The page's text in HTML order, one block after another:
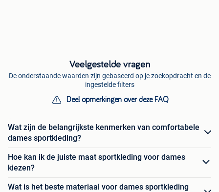
Veelgestelde vragen
De onderstaande waarden zijn gebaseerd op je zoekopdracht en de
ingestelde filters
Deel opmerkingen over deze FAQ
Wat zijn de belangrijkste kenmerken van comfortabele
dames sportkleding?
Hoe kan ik de juiste maat sportkleding voor dames
kiezen?
Wat is het beste materiaal voor dames sportkleding